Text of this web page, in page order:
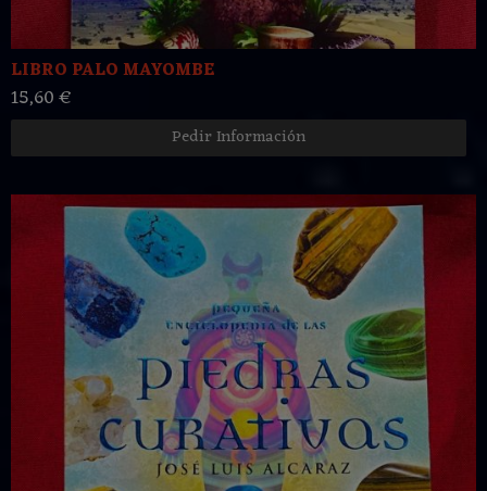
LIBRO PALO MAYOMBE
15,60 €
Pedir Información